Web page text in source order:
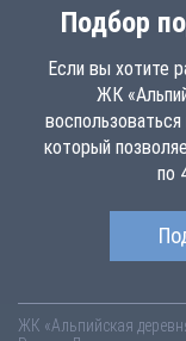
Подбор
Если вы хотите
ЖК
который
по
ЖК «Альпийская